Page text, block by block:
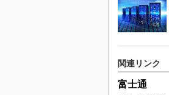
関連リンク
富士通